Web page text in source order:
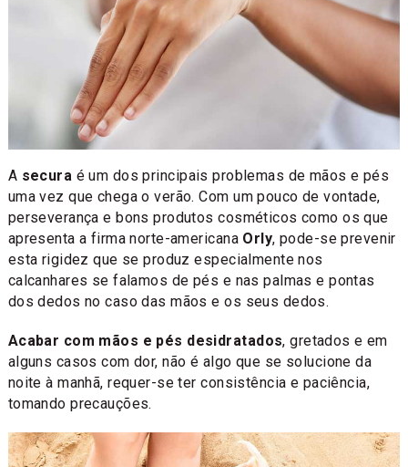
A secura é um dos principais problemas de mãos e pés
uma vez que chega o verão. Com um pouco de vontade,
perseverança e bons produtos cosméticos como os que
apresenta a firma norte-americana Orly, pode-se prevenir
esta rigidez que se produz especialmente nos
calcanhares se falamos de pés e nas palmas e pontas
dos dedos no caso das mãos e os seus dedos.
Acabar com mãos e pés desidratados, gretados e em
alguns casos com dor, não é algo que se solucione da
noite à manhã, requer-se ter consistência e paciência,
tomando precauções.